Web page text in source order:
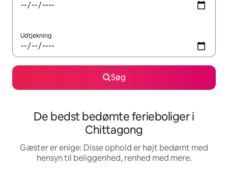
Udtjekning
Søg
De bedst bedømte ferieboliger i
Chittagong
Gæster er enige: Disse ophold er højt bedømt med
hensyn til beliggenhed, renhed med mere.